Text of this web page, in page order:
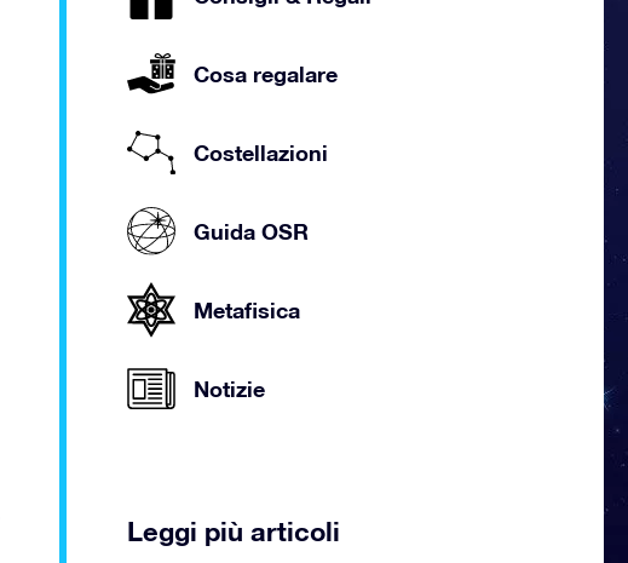
Cosa regalare
Costellazioni
Guida OSR
Metafisica
Notizie
Leggi più articoli